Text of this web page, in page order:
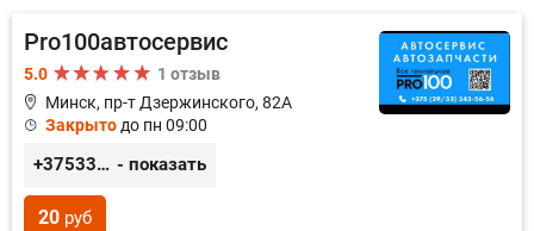
Pro100автосервис
5.0
1 отзыв
Минск, пр-т Дзержинского, 82А
Закрыто до пн 09:00
+375333435656 - показать
20 руб